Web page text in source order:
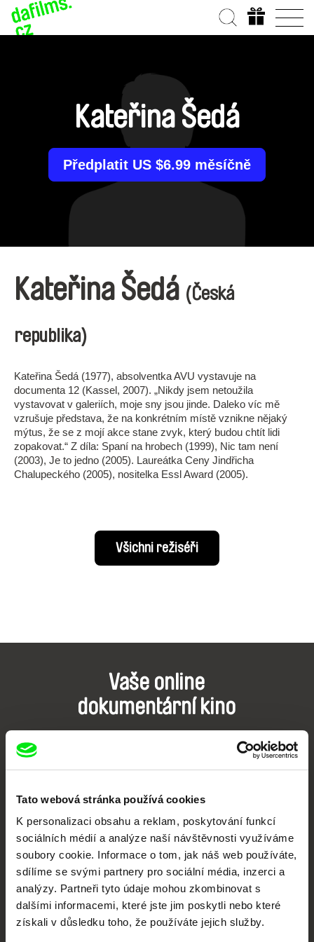
Tato webová stránka používá cookies
K personalizaci obsahu a reklam, poskytování funkcí
sociálních médií a analýze naší návštěvnosti využíváme
soubory cookie. Informace o tom, jak náš web používáte,
sdílíme se svými partnery pro sociální média, inzerci a
analýzy. Partneři tyto údaje mohou zkombinovat s
dalšími informacemi, které jste jim poskytli nebo které
získali v důsledku toho, že používáte jejich služby.
Kateřina Šedá
Předplatit US $6.99 měsíčně
Kateřina Šedá (Česká
republika)
Kateřina Šedá (1977), absolventka AVU vystavuje na
documenta 12 (Kassel, 2007). „Nikdy jsem netoužila
vystavovat v galeriích, moje sny jsou jinde. Daleko víc mě
vzrušuje představa, že na konkrétním místě vznikne nějaký
mýtus, že se z mojí akce stane zvyk, který budou chtít lidi
zopakovat.“ Z díla: Spaní na hrobech (1999), Nic tam není
(2003), Je to jedno (2005). Laureátka Ceny Jindřicha
Chalupeckého (2005), nositelka Essl Award (2005).
Všichni režiséři
Vaše online
dokumentární kino
Portál DAFilms.cz je výsledkem tvůrčí spolupráce 7 klíčových evropských
posouvat hranice dokumentárního filmu, propagovat jeho rozmanitost a
podporovat kvalitní autorské filmy.
Členové Doc Alliance